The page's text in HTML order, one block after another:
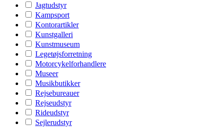
Jagtudstyr
Kampsport
Kontorartikler
Kunstgalleri
Kunstmuseum
Legetøjsforretning
Motorcykelforhandlere
Museer
Musikbutikker
Rejsebureauer
Rejseudstyr
Rideudstyr
Sejlerudstyr